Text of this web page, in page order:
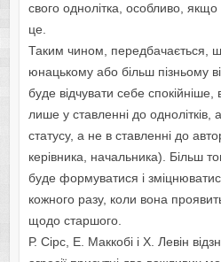
свого однолітка, особливо, якщо
це.
Таким чином, передбачається,
юнацькому або більш пізньому
буде відчувати себе
лише у ставленні до
статусу, а не в ставленні до
керівника, начальника). Більш
буде формуватися і
кожного разу, коли вона
щодо старшого.
Р. Сірс, Е. Маккобі і Х. Левін